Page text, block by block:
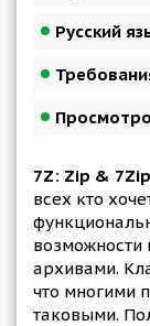
Русский
7Z: Zip &
всех кто
возможности
архивами.
что многими
таковыми.